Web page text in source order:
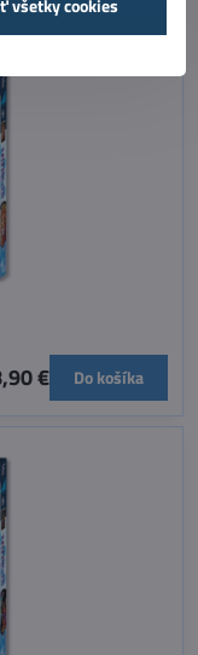
€ Do košíka
všetky cookies